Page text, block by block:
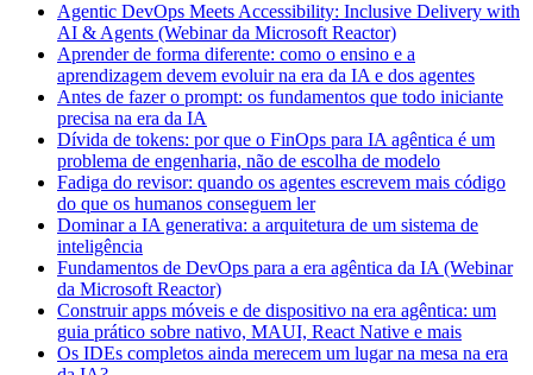
Agentic DevOps Meets Accessibility: Inclusive Delivery with
AI & Agents (Webinar da Microsoft Reactor)
Aprender de forma diferente: como o ensino e a
aprendizagem devem evoluir na era da IA e dos agentes
Antes de fazer o prompt: os fundamentos que todo iniciante
precisa na era da IA
Dívida de tokens: por que o FinOps para IA agêntica é um
problema de engenharia, não de escolha de modelo
Fadiga do revisor: quando os agentes escrevem mais código
do que os humanos conseguem ler
Dominar a IA generativa: a arquitetura de um sistema de
inteligência
Fundamentos de DevOps para a era agêntica da IA (Webinar
da Microsoft Reactor)
Construir apps móveis e de dispositivo na era agêntica: um
guia prático sobre nativo, MAUI, React Native e mais
Os IDEs completos ainda merecem um lugar na mesa na era